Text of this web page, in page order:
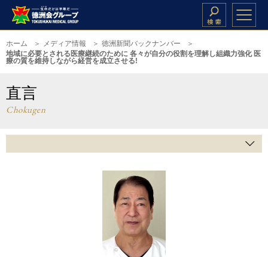
ホーム メディア情報
徳洲新聞バックナンバー
地域に必要とされる医療継続のために 各々が自分の役割を理解し組織力強化 医
療の質を維持しながら経営を成立させる!
直言
Chokugen